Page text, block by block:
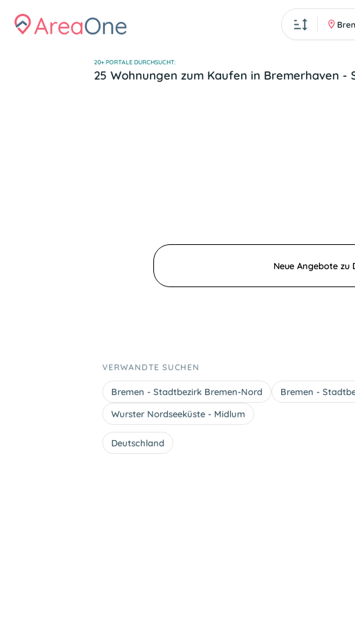
20+ PORTALE DURCHSUCHT:
25 Wohnungen zum Kaufen in
Neue Angebote zu
VERWANDTE SUCHEN
Bremen - Stadtbezirk Bremen-Nord Bremen -
Wurster Nordseeküste - Midlum
Deutschland